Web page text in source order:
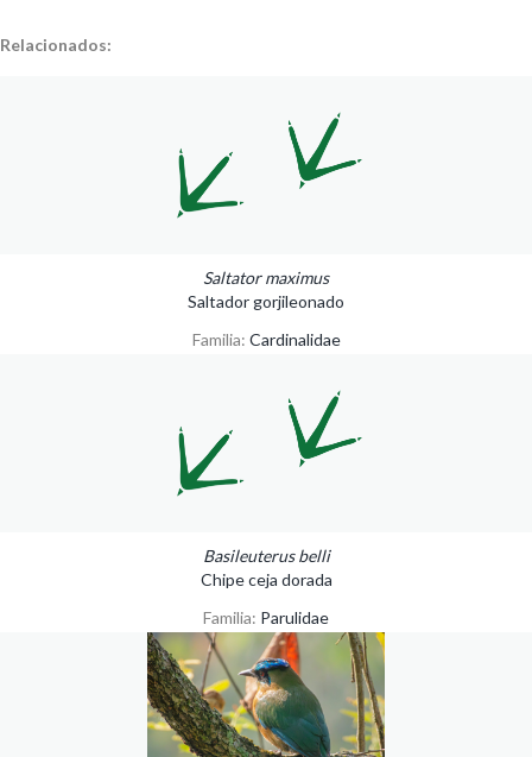
Relacionados:
Saltator maximus
Saltador gorjileonado
Familia: Cardinalidae
Basileuterus belli
Chipe ceja dorada
Familia: Parulidae